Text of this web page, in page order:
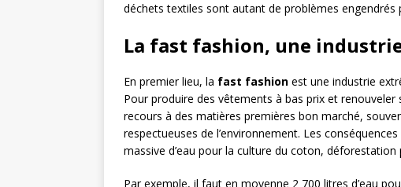
déchets textiles sont autant de problèmes engendrés
La fast fashion, une
En premier lieu, la fast fashion est une industrie
Pour produire des vêtements à bas prix et
recours à des matières premières bon marché,
respectueuses de l’environnement. Les
massive d’eau pour la culture du coton, déforestation
Par exemple, il faut en moyenne 2 700 litres d’eau